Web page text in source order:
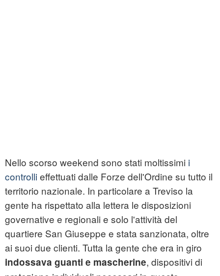
Nello scorso weekend sono stati moltissimi i
controllieffettuati dalle Forze dell'Ordine su tutto il
territorio nazionale. In particolare a Treviso la
gente ha rispettato alla lettera le disposizioni
governative e regionali e solo l'attività del
quartiere San Giuseppe e stata sanzionata, oltre
ai suoi due clienti. Tutta la gente che era in giro
indossava guanti e mascherine, dispositivi di